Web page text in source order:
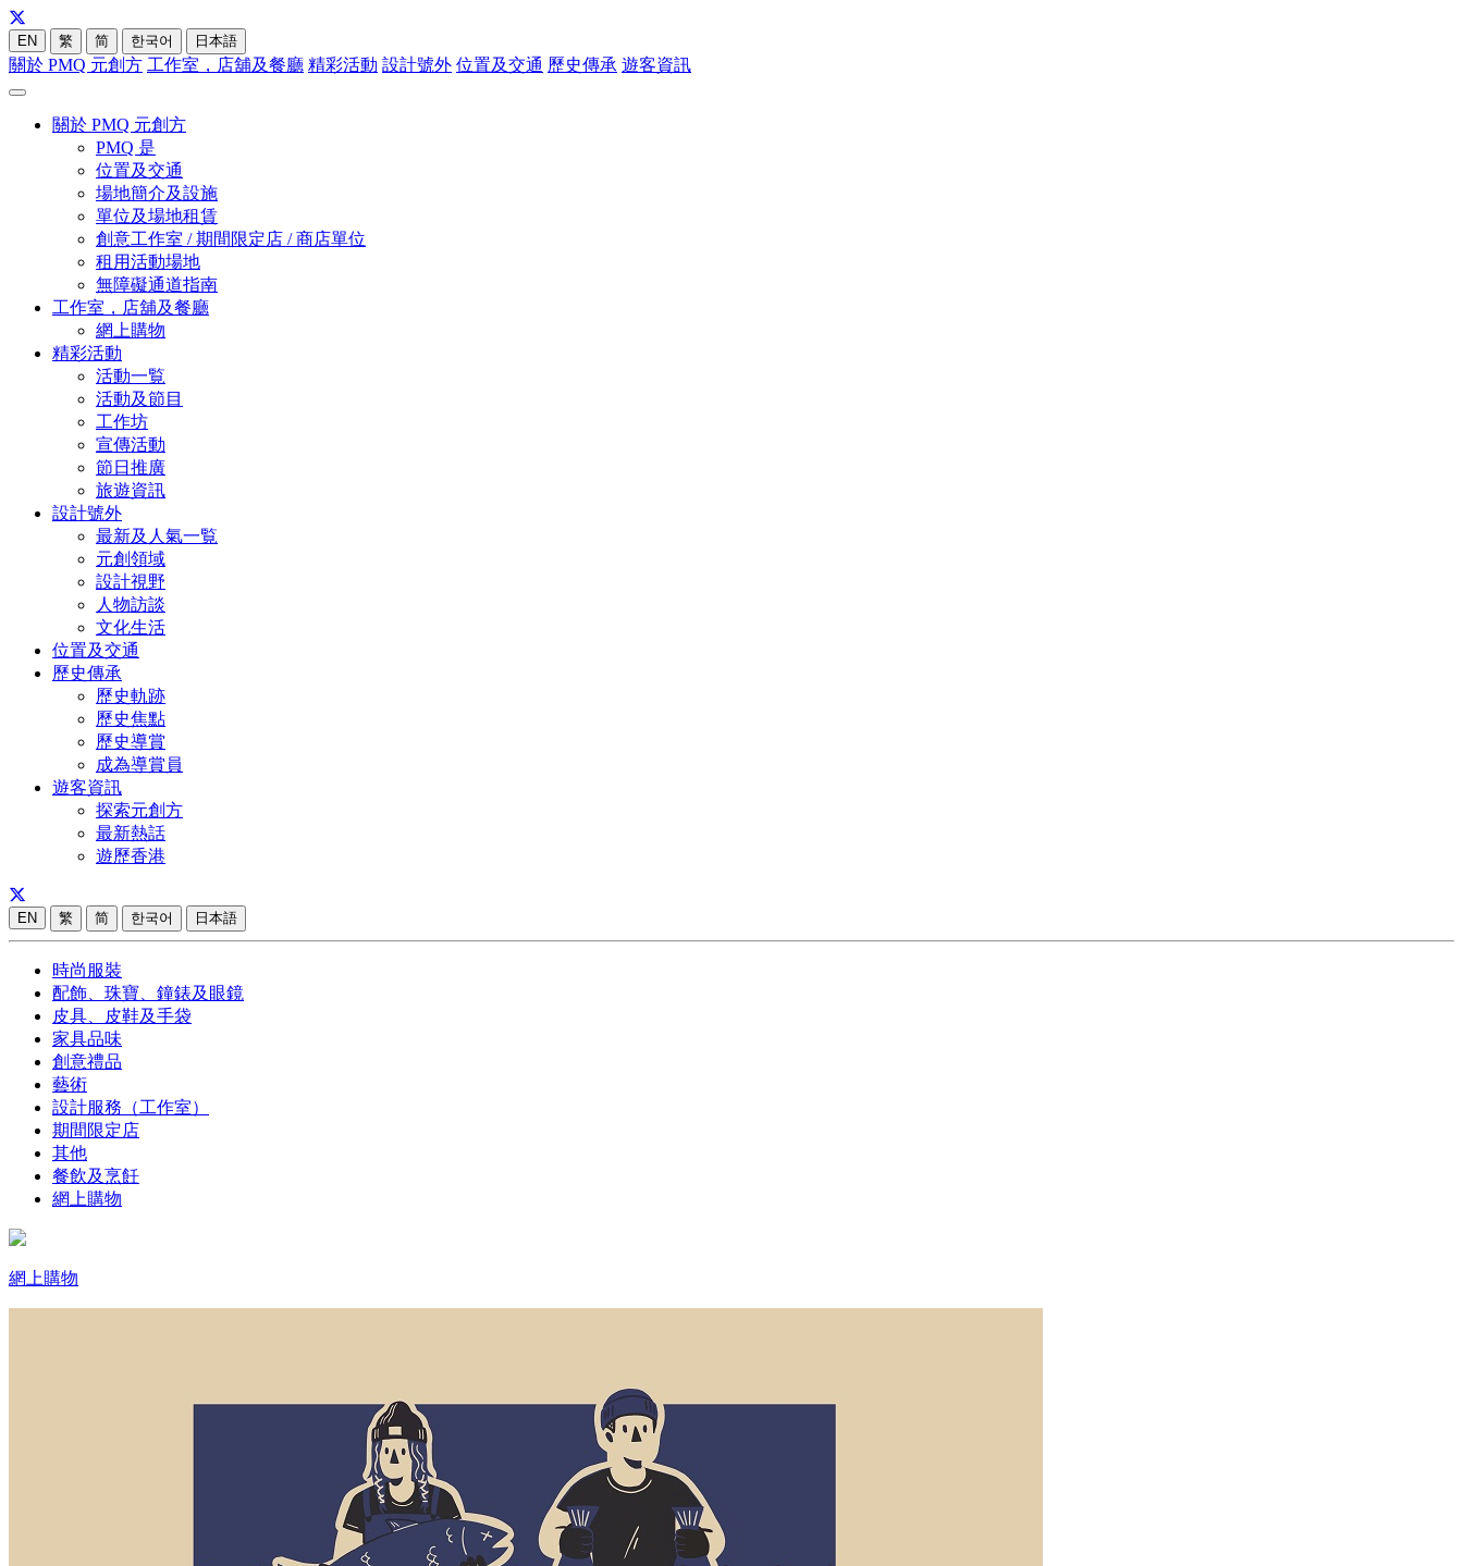
EN 繁 简 한국어 日本語
關於 PMQ 元創方 工作室，店舖及餐廳 精彩活動 設計號外 位置及交通 歷史傳承 遊客資訊
關於 PMQ 元創方
PMQ 是
位置及交通
場地簡介及設施
單位及場地租賃
創意工作室 / 期間限定店 / 商店單位
租用活動場地
無障礙通道指南
工作室，店舖及餐廳
網上購物
精彩活動
活動一覧
活動及節目
工作坊
宣傳活動
節日推廣
旅遊資訊
設計號外
最新及人氣一覧
元創領域
設計視野
人物訪談
文化生活
位置及交通
歷史傳承
歷史軌跡
歷史焦點
歷史導賞
成為導賞員
遊客資訊
探索元創方
最新熱話
遊歷香港
EN 繁 简 한국어 日本語
時尚服裝
配飾、珠寶、鐘錶及眼鏡
皮具、皮鞋及手袋
家具品味
創意禮品
藝術
設計服務（工作室）
期間限定店
其他
餐飲及烹飪
網上購物
網上購物